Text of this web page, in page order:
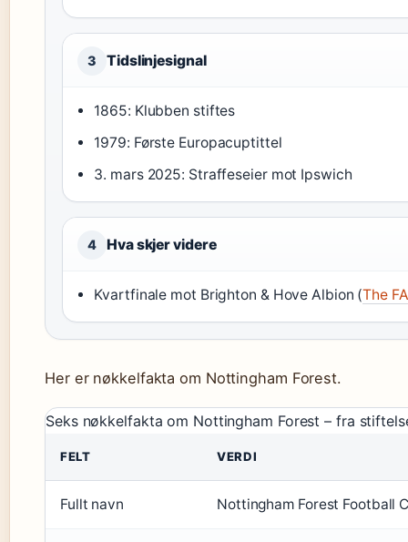
3 Tidslinjesignal
1865: Klubben stiftes
1979: Første Europacuptittel
3. mars 2025: Straffeseier mot Ipswich
4 Hva skjer videre
Kvartfinale mot Brighton & Hove Albion (The FA
Her er nøkkelfakta om Nottingham Forest.
Seks nøkkelfakta om Nottingham Forest – fra
FELT VERDI
Fullt navn Nottingham Forest Football